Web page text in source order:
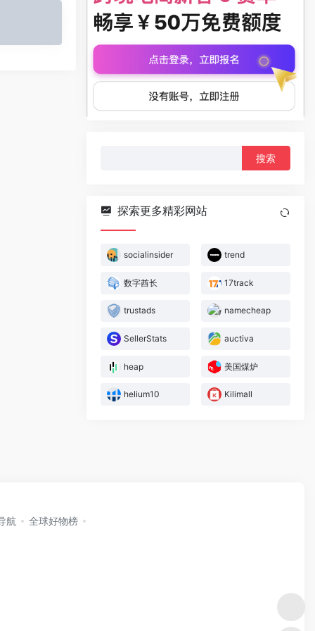
探索更多精彩网站
socialinsider trend
数字酋长 17track
trustads namecheap
SellerStats auctiva
heap 美国煤炉
helium10 Kilimall
航 全球好物榜